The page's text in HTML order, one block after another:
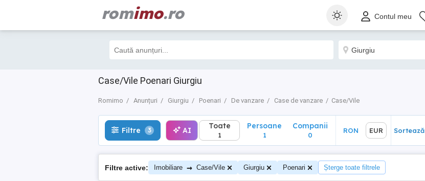
romimo.ro Contul meu
Case/Vile Poenari Giurgiu
Romimo Anunțuri Giurgiu Poenari De vanzare Case de vanzare Case/Vile
Filtre 3 AI RON EUR Sortează
Filtre 3 AI Toate
1
Persoane
1
Companii
0
RON EUR Sortează
Filtre active: Imobiliare → Case/Vile Giurgiu Poenari Șterge toate filtrele